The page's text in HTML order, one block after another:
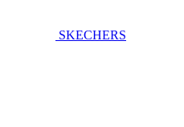
SKECHERS